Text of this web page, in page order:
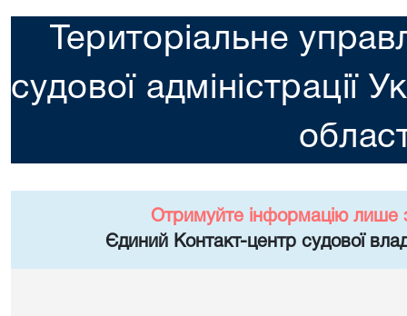
Територіальне
судової адміністрації
Отримуйте інформацію лише
Єдиний Контакт-центр судової